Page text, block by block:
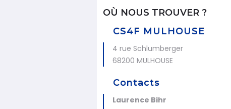
OÙ NOUS TROUVER ?
CS4F MULHOUSE
4 rue Schlumberger
68200 MULHOUSE
Contacts
Laurence Bihr